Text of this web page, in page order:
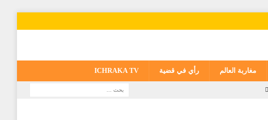
مغاربة العالم رأي في قضية ICHRAKA TV